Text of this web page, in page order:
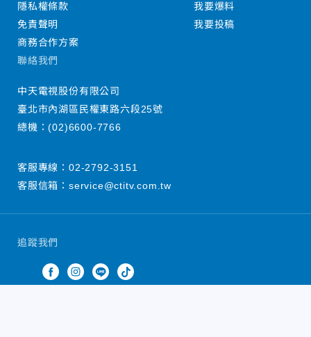
追蹤我們
隱私權條款
免責聲明
商務合作方案
我要爆料
我要投稿
聯絡我們
中天電視股份有限公司
臺北市內湖區民權東路六段25號
總機：(02)6600-7766
客服專線： 02-2792-3151
客服信箱： service@ctitv.com.tw